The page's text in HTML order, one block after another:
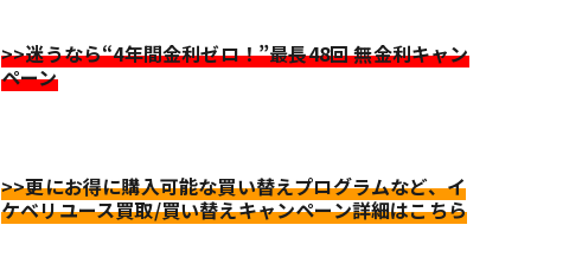
>>迷うなら“4年間金利ゼロ！”最長48回 無金利キャン
ペーン
>>更にお得に購入可能な買い替えプログラムなど、イ
ケベリユース買取/買い替えキャンペーン詳細はこちら